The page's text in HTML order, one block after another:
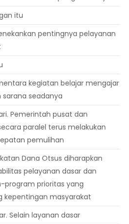
itu
pentingnya pelayanan
kegiatan belajar mengajar
sarana seadanya
Pemerintah pusat dan
paralel terus melakukan
pemulihan
Dana Otsus diharapkan
pelayanan dasar dan
prioritas yang
kepentingan masyarakat
Selain layanan dasar